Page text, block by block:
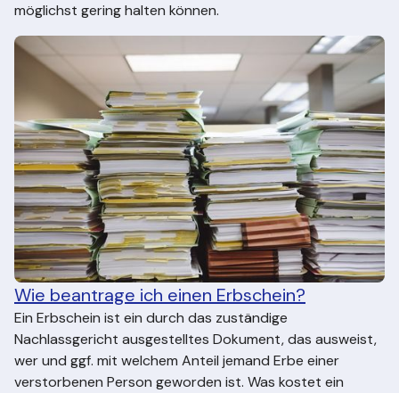
möglichst gering halten können.
Wie beantrage ich einen Erbschein?
Ein Erbschein ist ein durch das zuständige
Nachlassgericht ausgestelltes Dokument, das ausweist,
wer und ggf. mit welchem Anteil jemand Erbe einer
verstorbenen Person geworden ist. Was kostet ein